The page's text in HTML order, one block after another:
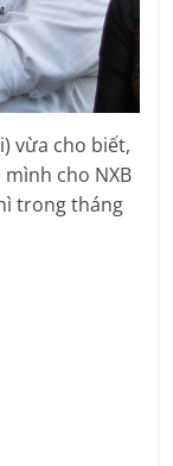
vừa cho biết,
cho NXB
trong tháng